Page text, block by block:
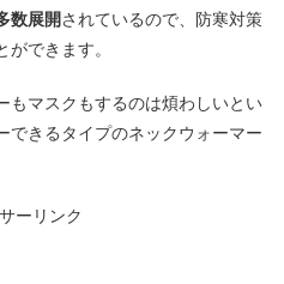
数展開されているので、防寒対策
できます。
もマスクもするのは煩わしいとい
できるタイプのネックウォーマー
ーリンク